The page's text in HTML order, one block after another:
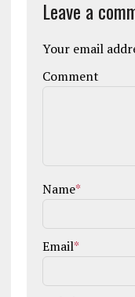
Leave a
Your email
Comment
Name*
Email*